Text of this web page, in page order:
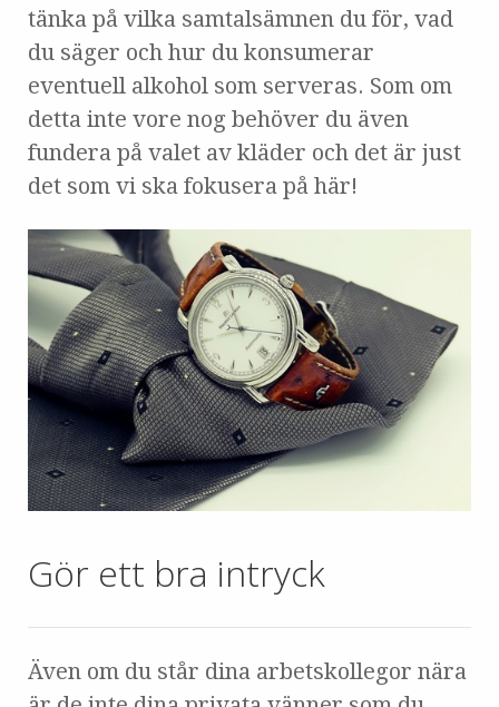
tänka på vilka samtalsämnen du för, vad
du säger och hur du konsumerar
eventuell alkohol som serveras. Som om
detta inte vore nog behöver du även
fundera på valet av kläder och det är just
det som vi ska fokusera på här!
Gör ett bra intryck
Även om du står dina arbetskollegor nära